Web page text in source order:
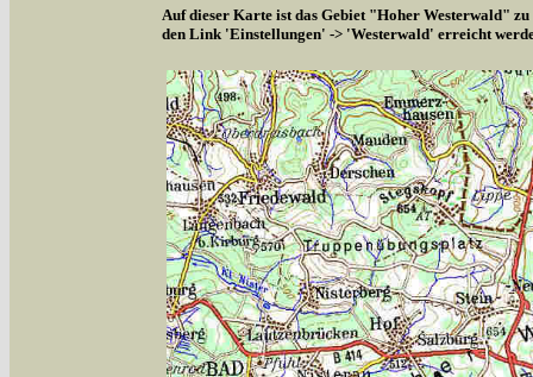
Auf dieser Karte ist das Gebiet "Hoher Westerwald"
den Link 'Einstellungen' -> 'Westerwald' erreicht